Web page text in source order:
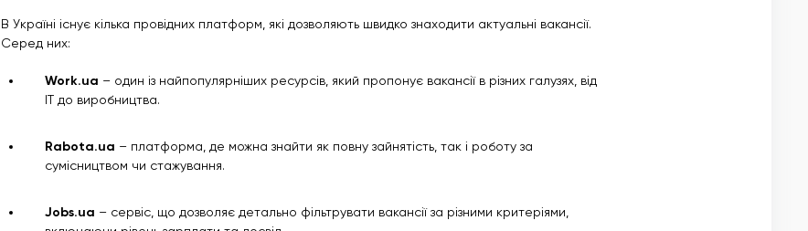
В Україні існує кілька провідних платформ, які дозволяють швидко знаходити актуальні вакансії.
Серед них:
Work.ua – один із найпопулярніших ресурсів, який пропонує вакансії в різних галузях, від
IT до виробництва.
Rabota.ua – платформа, де можна знайти як повну зайнятість, так і роботу за
сумісництвом чи стажування.
Jobs.ua – сервіс, що дозволяє детально фільтрувати вакансії за різними критеріями,